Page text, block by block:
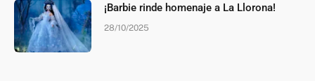
¡Barbie rinde homenaje a La Llorona!
28/10/2025